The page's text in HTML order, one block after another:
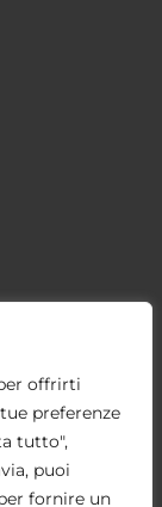
offrirti
preferenze
tutto",
puoi
fornire un